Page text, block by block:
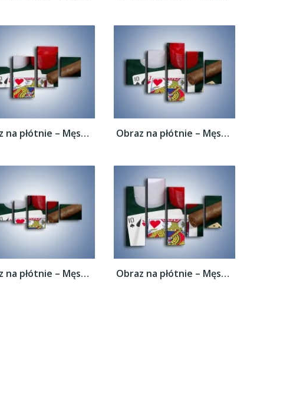
Obraz na płótnie – Męski świat hazardu –... Obraz na płótnie – Męski świat hazardu –...
Obraz na płótnie – Męski świat hazardu –... Obraz na płótnie – Męski świat hazardu –...